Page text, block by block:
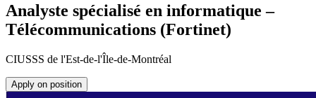
Analyste spécialisé en informatique –
Télécommunications (Fortinet)
CIUSSS de l'Est-de-l'Île-de-Montréal
Apply on position